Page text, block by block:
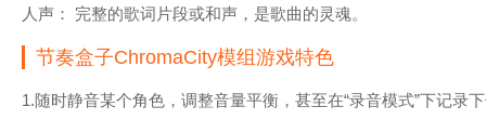
人声： 完整的歌词片段或和声，是歌曲的灵魂。
节奏盒子ChromaCity模组游戏特色
1.随时静音某个角色，调整音量平衡，甚至在“录音模式”下记录